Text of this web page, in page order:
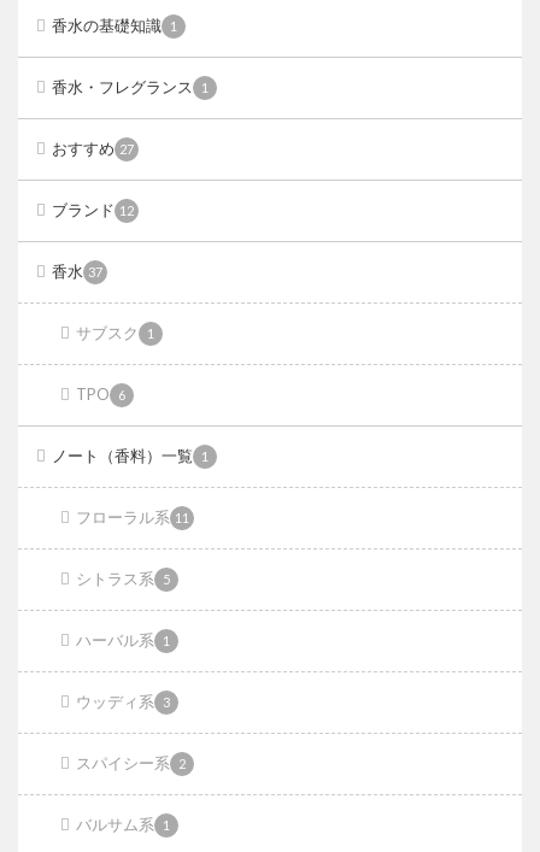
香水の基礎知識 1
香水・フレグランス 1
おすすめ 27
ブランド 12
香水 37
サブスク 1
TPO 6
ノート（香料）一覧 1
フローラル系 11
シトラス系 5
ハーバル系 1
ウッディ系 3
スパイシー系 2
バルサム系 1